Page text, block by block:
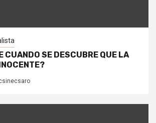
CUANDO SE DESCUBRE QUE LA